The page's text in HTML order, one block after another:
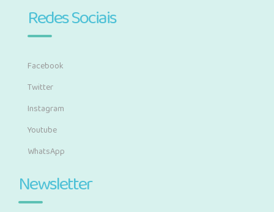
Redes Sociais
Facebook
Twitter
Instagram
Youtube
WhatsApp
Newsletter